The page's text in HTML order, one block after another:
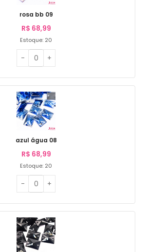
rosa bb 09
R$ 68,99
Estoque: 20
azul água 08
R$ 68,99
Estoque: 20